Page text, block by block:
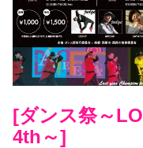
[ダンス祭～LO
4th ～]